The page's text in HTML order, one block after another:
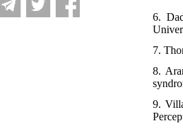
6.
7.
8.
9.